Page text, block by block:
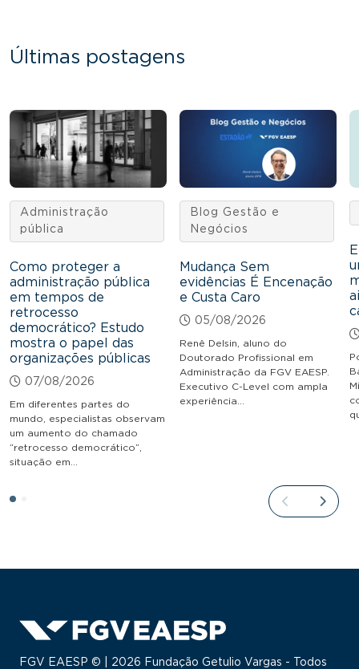
Últimas postagens
Administração
pública
Como proteger a
administração pública
em tempos de
retrocesso
democrático? Estudo
mostra o papel das
organizações públicas
07/08/2026
Em diferentes partes do
mundo, especialistas observam
um aumento do chamado
“retrocesso democrático”,
situação em…
Blog Gestão e
Negócios
Mudança Sem
evidências É Encenação
e Custa Caro
05/08/2026
Renê Delsin, aluno do
Doutorado Profissional em
Administração da FGV EAESP.
Executivo C-Level com ampla
experiência…
FGV EAESP © | 2026 Fundação Getulio Vargas - Todos